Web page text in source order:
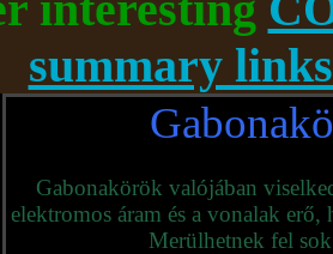
summary
Gabonakörök valójában
elektromos áram és a vonalak
Merülhetnek fel